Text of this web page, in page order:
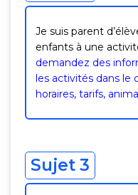
Je suis parent
enfants à une
demandez des
les activités dans le
horaires, tarifs,
Sujet 3